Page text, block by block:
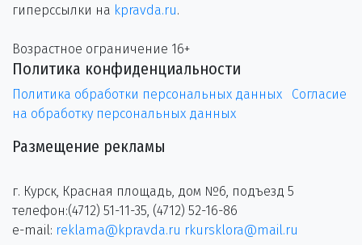
гиперссылки на kpravda.ru.
Возрастное ограничение 16+
Политика конфиденциальности
Политика обработки персональных данных
Согласие
на обработку персональных данных
Размещение рекламы
г. Курск, Красная площадь, дом №6, подъезд 5
телефон:(4712) 51-11-35, (4712) 52-16-86
e-mail: reklama@kpravda.ru rkursklora@mail.ru